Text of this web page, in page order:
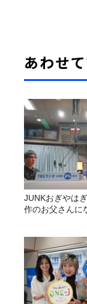
あわせ
JUNKおぎやは
作のお父さんに